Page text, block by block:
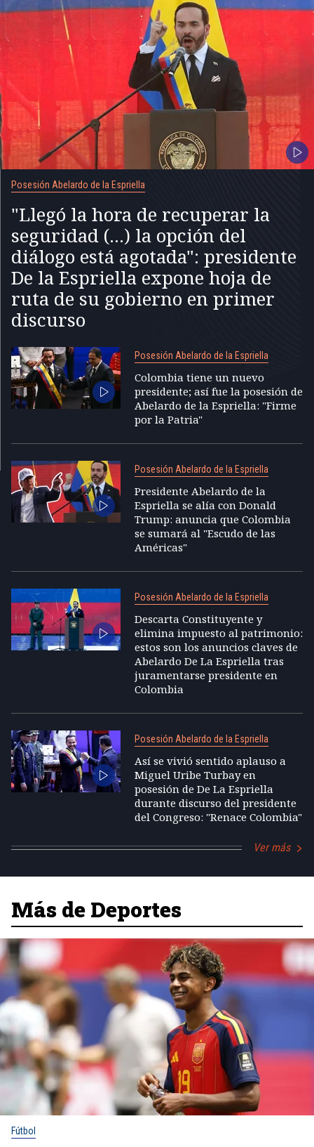
Posesión Abelardo de la Espriella
"Llegó la hora de recuperar la
seguridad (...) la opción del
diálogo está agotada": presidente
De la Espriella expone hoja de
ruta de su gobierno en primer
discurso
Posesión Abelardo de la Espriella
Colombia tiene un nuevo
presidente; así fue la posesión de
Abelardo de la Espriella: "Firme
por la Patria"
Posesión Abelardo de la Espriella
Presidente Abelardo de la
Espriella se alía con Donald
Trump: anuncia que Colombia
se sumará al "Escudo de las
Américas"
Posesión Abelardo de la Espriella
Descarta Constituyente y
elimina impuesto al patrimonio:
estos son los anuncios claves de
Abelardo De La Espriella tras
juramentarse presidente en
Colombia
Posesión Abelardo de la Espriella
Así se vivió sentido aplauso a
Miguel Uribe Turbay en
posesión de De La Espriella
durante discurso del presidente
del Congreso: "Renace Colombia"
Ver más
Más de Deportes
Fútbol